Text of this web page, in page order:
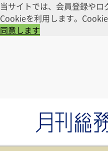
当サイトでは、会員登録や
Cookieを利用します。
同意します